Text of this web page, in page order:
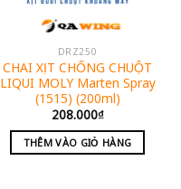
DRZ250
CHAI XỊT CHỐNG CHUỘT
LIQUI MOLY Marten Spray
(1515) (200ml)
208.000₫
THÊM VÀO GIỎ HÀNG